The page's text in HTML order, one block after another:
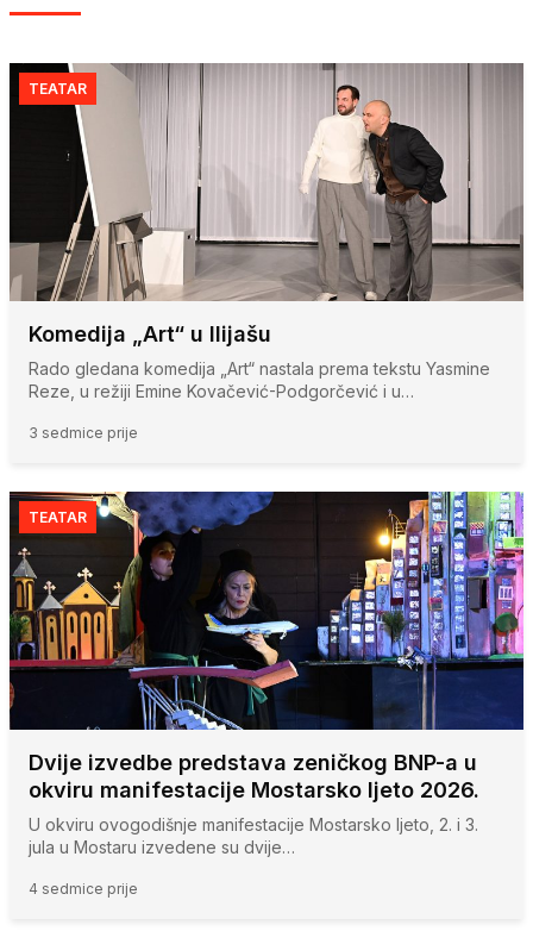
TEATAR
Komedija „Art“ u Ilijašu
Rado gledana komedija „Art“ nastala prema tekstu Yasmine
Reze, u režiji Emine Kovačević-Podgorčević i u…
3 sedmice prije
TEATAR
Dvije izvedbe predstava zeničkog BNP-a u
okviru manifestacije Mostarsko ljeto 2026.
U okviru ovogodišnje manifestacije Mostarsko ljeto, 2. i 3.
jula u Mostaru izvedene su dvije…
4 sedmice prije